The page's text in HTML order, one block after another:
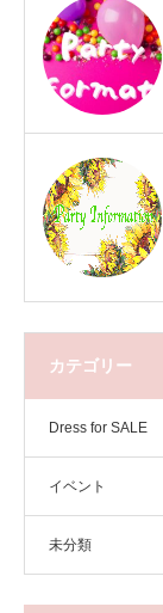
カテゴリー
Dress for SALE
イベント
未分類